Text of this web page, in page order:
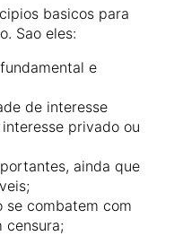
basicos para
Sao eles:
e
de interesse
privado ou
ainda que
se combatem com
censura;